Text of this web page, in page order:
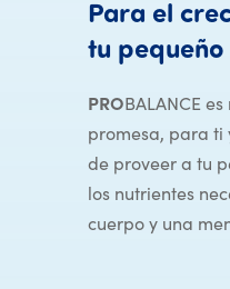
Para el
tu pequeño
PROBALANCE
promesa, para ti
de proveer a tu
los nutrientes
cuerpo y una